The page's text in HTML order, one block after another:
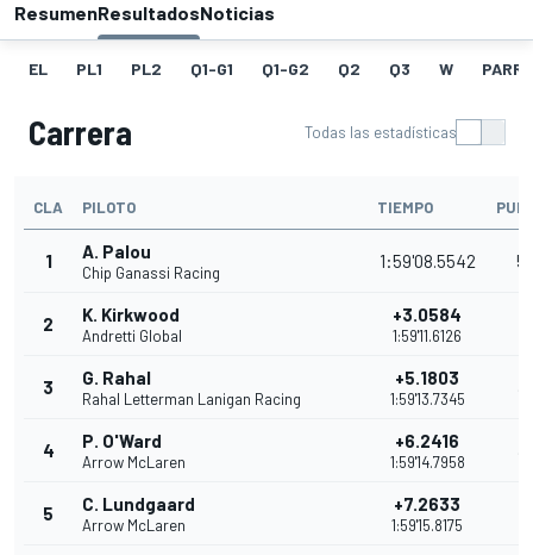
ResumenResultadosNoticias
EL PL1 PL2 Q1-G1 Q1-G2 Q2 Q3 W
Carrera Todas las estadísticas
CLA PILOTO TIEMPO
1 A. Palou
Chip Ganassi Racing
1:59'08.5542
2 K. Kirkwood
Andretti Global
+3.0584
1:59'11.6126
3 G. Rahal
Rahal Letterman Lanigan Racing
+5.1803
1:59'13.7345
4 P. O'Ward
Arrow McLaren
+6.2416
1:59'14.7958
5 C. Lundgaard
Arrow McLaren
+7.2633
1:59'15.8175